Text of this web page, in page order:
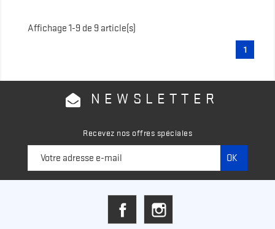
Affichage 1-9 de 9 article(s)
1
NEWSLETTER
Recevez nos offres spéciales
Facebook